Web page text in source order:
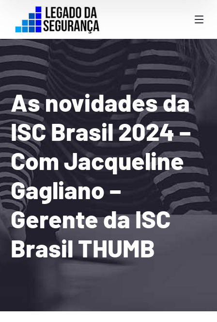
As novidades da
ISC Brasil 2024 –
Com Jacqueline
Gagliano –
Gerente da ISC
Brasil THUMB